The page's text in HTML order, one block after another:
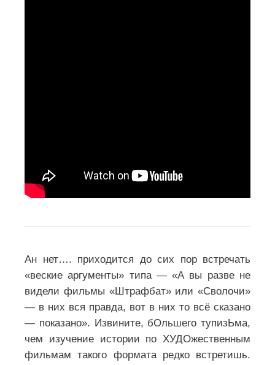
Ан нет…. приходится до сих пор встречать
«веские аргументы» типа — «А вы разве не
видели фильмы «Штрафбат» или «Сволочи»
— в них вся правда, вот в них то всё сказано
— показано». Извините, бОльшего тупизЬма,
чем изучение истории по ХУДОжественным
фильмам такого формата редко встретишь.